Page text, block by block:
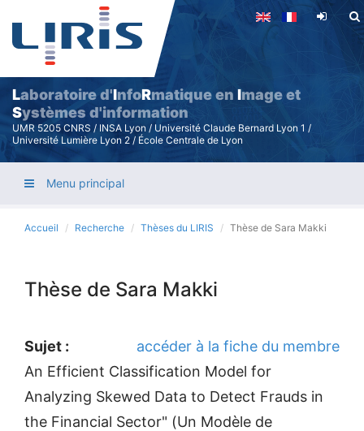
Aller
contenu
principal
Laboratoire d'InfoRmatique en Image et
Systèmes d'information
UMR 5205 CNRS / INSA Lyon / Université Claude Bernard Lyon 1 /
Université Lumière Lyon 2 / École Centrale de Lyon
Menu principal
Accueil Recherche Thèses du LIRIS Thèse de Sara Makki
Thèse de Sara Makki
accéder à la fiche du membre
Sujet :
An Efficient Classification Model for
Analyzing Skewed Data to Detect Frauds in
the Financial Sector" (Un Modèle de